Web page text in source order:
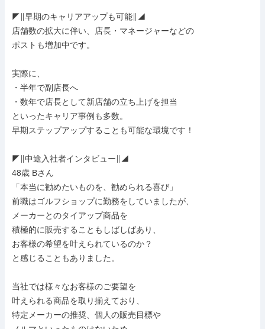
◤∥早期のキャリアアップも可能∥◢
店舗数の拡大に伴い、店長・マネージャーなどの
ポストも増加中です。
実際に、
・半年で副店長へ
・数年で店長として新店舗の立ち上げを担当
といったキャリア事例も多数。
早期ステップアップすることも可能な環境です！
◤∥中途入社者インタビュー∥◢
48歳 Bさん
「本当に勧めたいものを、勧められる喜び」
前職はゴルフショップに勤務をしていましたが、
メーカーとのタイアップ商品を
積極的に販売することもしばしばあり、
お客様の希望を叶えられているのか？
と感じることもありました。
当社では様々なお客様のご要望を
叶えられる商品を取り揃えており、
特定メーカーの推奨、個人の販売目標や